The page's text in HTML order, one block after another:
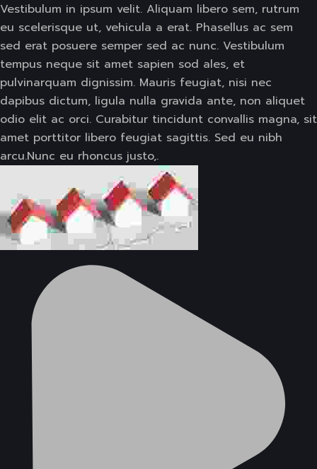
Vestibulum in ipsum velit. Aliquam libero sem, rutrum
eu scelerisque ut, vehicula a erat. Phasellus ac sem
sed erat posuere semper sed ac nunc. Vestibulum
tempus neque sit amet sapien sod ales, et
pulvinarquam dignissim. Mauris feugiat, nisi nec
dapibus dictum, ligula nulla gravida ante, non aliquet
odio elit ac orci. Curabitur tincidunt convallis magna, sit
amet porttitor libero feugiat sagittis. Sed eu nibh
arcu.Nunc eu rhoncus justo,.